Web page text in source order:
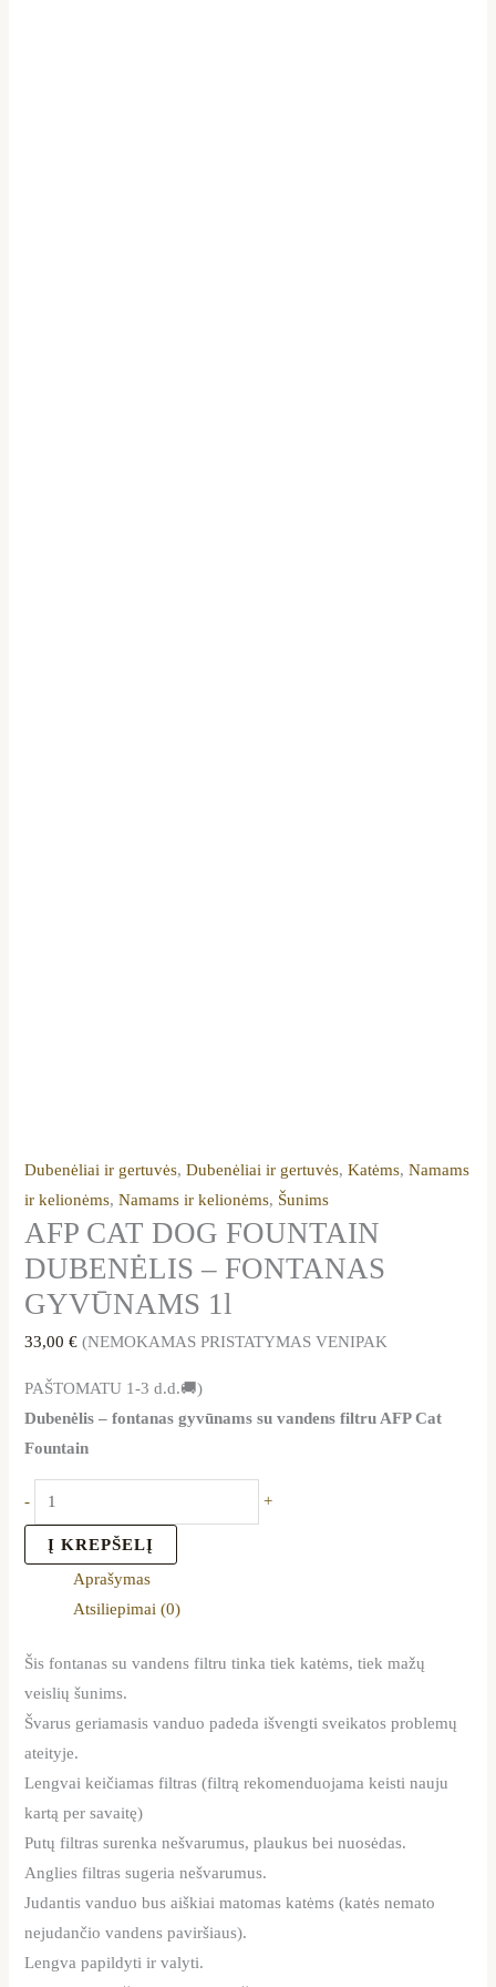
Dubenėliai ir gertuvės,Dubenėliai ir gertuvės,Katėms,Namams
ir kelionėms,Namams ir kelionėms, Šunims
AFP CAT DOG FOUNTAIN
DUBENĖLIS – FONTANAS
GYVŪNAMS 1l
33,00€ (NEMOKAMAS PRISTATYMAS VENIPAK
PAŠTOMATU 1-3 d.d.🚚)
Dubenėlis – fontanas gyvūnams su vandens filtru AFP Cat
Fountain
- +
Į KREPŠELĮ
Aprašymas
Atsiliepimai (0)
Šis fontanas su vandens filtru tinka tiek katėms, tiek mažų
veislių šunims.
Švarus geriamasis vanduo padeda išvengti sveikatos problemų
ateityje.
Lengvai keičiamas filtras (filtrą rekomenduojama keisti nauju
kartą per savaitę)
Putų filtras surenka nešvarumus, plaukus bei nuosėdas.
Anglies filtras sugeria nešvarumus.
Judantis vanduo bus aiškiai matomas katėms (katės nemato
nejudančio vandens paviršiaus).
Lengva papildyti ir valyti.